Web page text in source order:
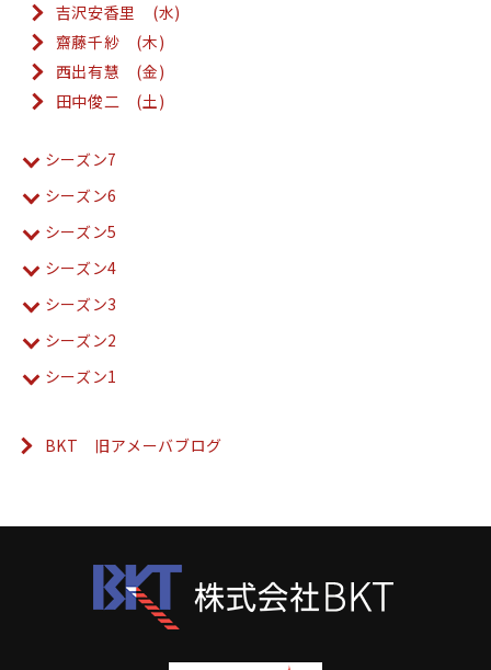
吉沢安香里 (水)
齋藤千紗 (木)
西出有慧 (金)
田中俊二 (土)
シーズン7
シーズン6
シーズン5
シーズン4
シーズン3
シーズン2
シーズン1
BKT 旧アメーバブログ